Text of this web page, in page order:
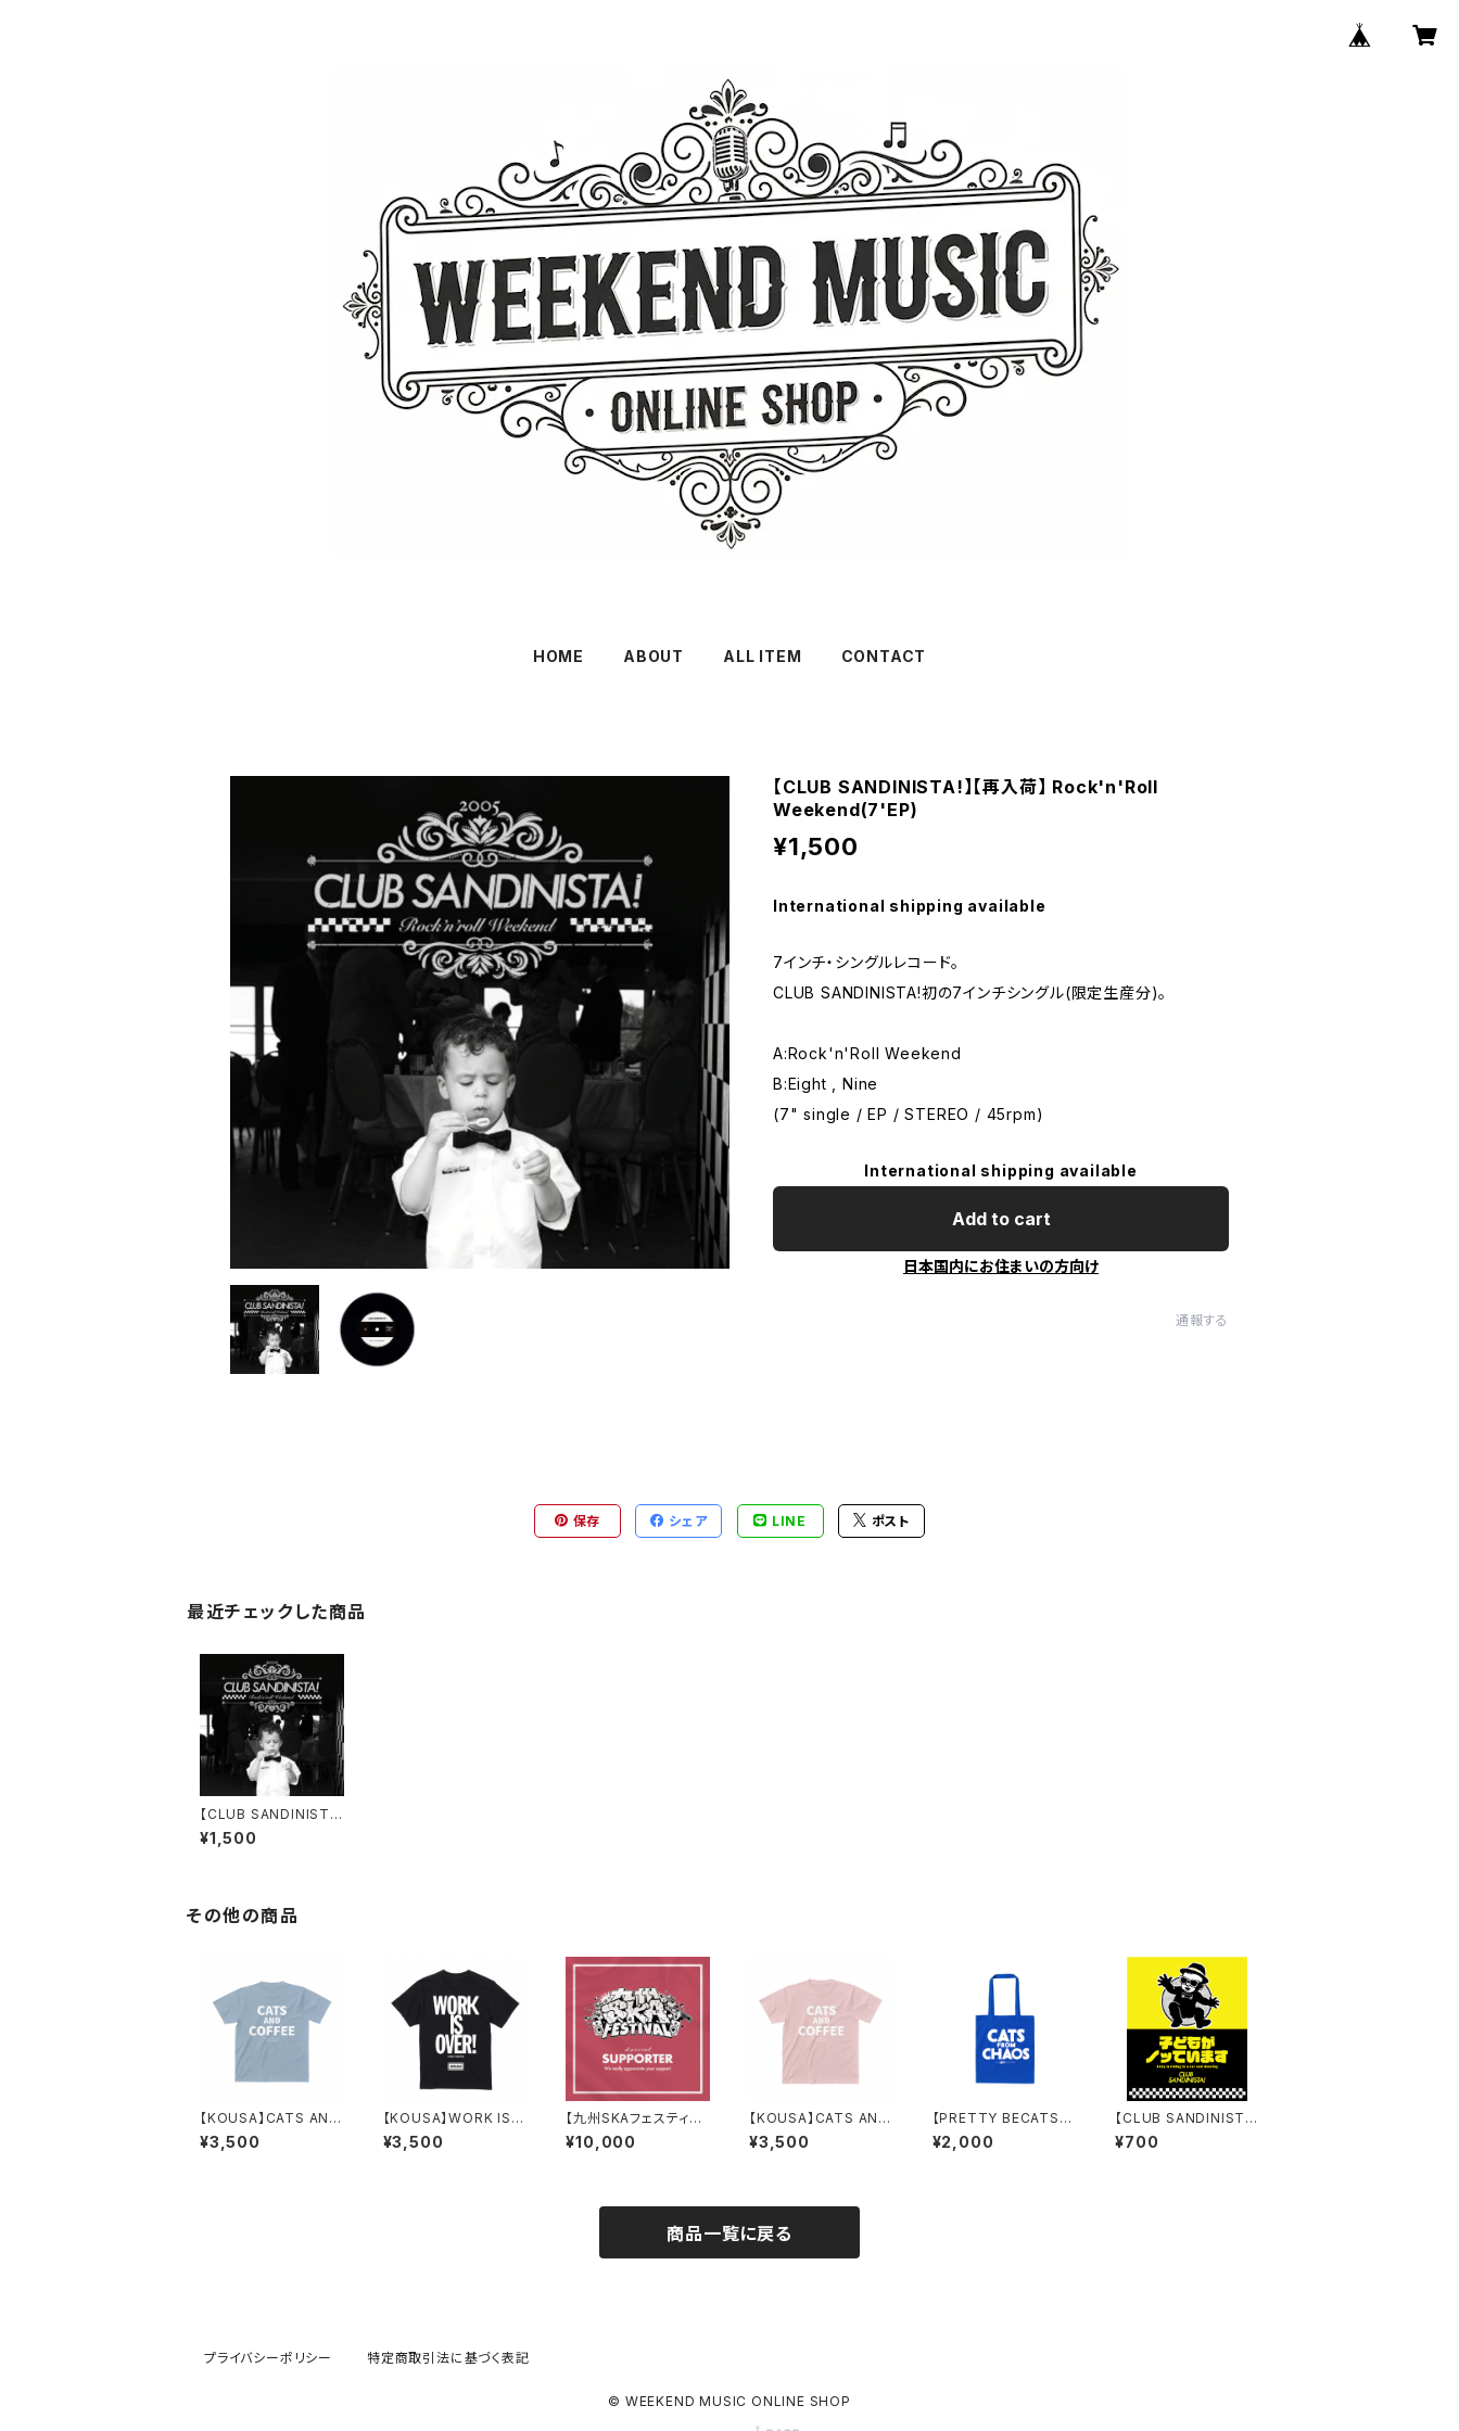
HOME ABOUT ALL ITEM CONTACT
【CLUB SANDINISTA!】【再入荷】 Rock'n'Roll
Weekend(7'EP)
¥1,500
International shipping available
7インチ・シングルレコード。
CLUB SANDINISTA!初の7インチシングル(限定生産分)。
A:Rock'n'Roll Weekend
B:Eight , Nine
(7" single / EP / STEREO / 45rpm)
International shipping available
Add to cart
日本国内にお住まいの方向け
通報する
保存 シェア LINE ポスト
最近チェックした商品
【CLUB SANDINIST
A!】【再入荷】 Rock'n'R
oll Weekend(7'EP)
¥1,500
その他の商品
【KOUSA】CATS AND
COFFEE オーガニック
コットンTシャツ(BL)
¥3,500
【KOUSA】WORK IS
OVER！ Tシャツ(BK)
¥3,500
【九州SKAフェスティバ
ル】2026 協賛(梅) チケ
ット付
¥10,000
【KOUSA】CATS AND
COFFEE オーガニック
コットンTシャツ(D-PIN
¥3,500
【PRETTY BECATS】
CATS FROM CHAOS
ラージ・トートバッグ
¥2,000
【CLUB SANDINIST
A!】Skankin Baby in
Car
¥700
商品一覧に戻る
プライバシーポリシー 特定商取引法に基づく表記
© WEEKEND MUSIC ONLINE SHOP